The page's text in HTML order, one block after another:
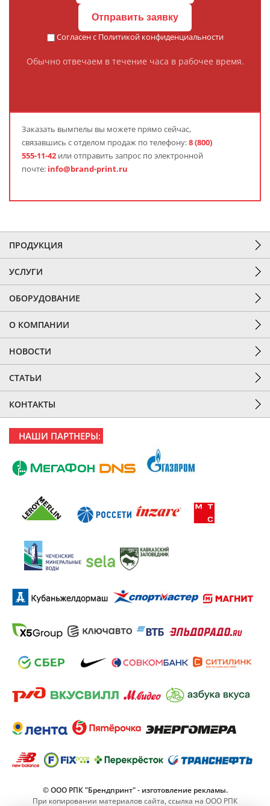
Отправить заявку
Согласен с Политикой конфиденциальности
Обычно отвечаем в течение часа в рабочее время.
Заказать вымпелы вы можете прямо сейчас,
связавшись с отделом продаж по телефону:8 (800)
555-11-42 или отправить запрос по электронной
почте: info@brand-print.ru
ПРОДУКЦИЯ
УСЛУГИ
ОБОРУДОВАНИЕ
О КОМПАНИИ
НОВОСТИ
СТАТЬИ
КОНТАКТЫ
НАШИ ПАРТНЕРЫ:
© ООО РПК "Брендпринт" - изготовление рекламы.
При копировании материалов сайта, ссылка на ООО РПК